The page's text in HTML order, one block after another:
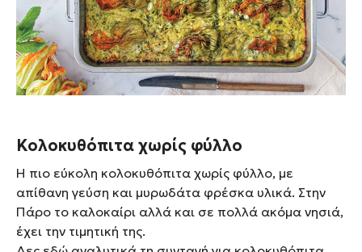
Κολοκυθόπιτα χωρίς φύλλο
Η πιο εύκολη κολοκυθόπιτα χωρίς φύλλο, με
απίθανη γεύση και μυρωδάτα φρέσκα υλικά. Στην
Πάρο το καλοκαίρι αλλά και σε πολλά ακόμα νησιά,
έχει την τιμητική της.